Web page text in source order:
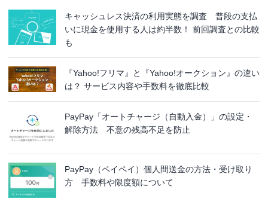
キャッシュレス決済の利用実態を調査 普段の支払
いに現金を使用する人は約半数！ 前回調査との比較
も
『Yahoo!フリマ』と『Yahoo!オークション』の違い
は？ サービス内容や手数料を徹底比較
PayPay「オートチャージ（自動入金）」の設定・
解除方法 不意の残高不足を防止
PayPay（ペイペイ）個人間送金の方法・受け取り
方 手数料や限度額について